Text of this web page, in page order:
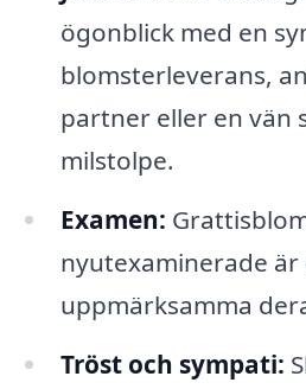
ögonblick med en
blomsterleverans,
partner eller en vän
milstolpe.
Examen:
nyutexaminerade
uppmärksamma
Tröst och sympati: